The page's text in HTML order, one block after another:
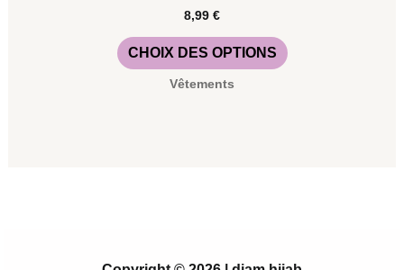
8,99 €
CHOIX DES OPTIONS
Vêtements